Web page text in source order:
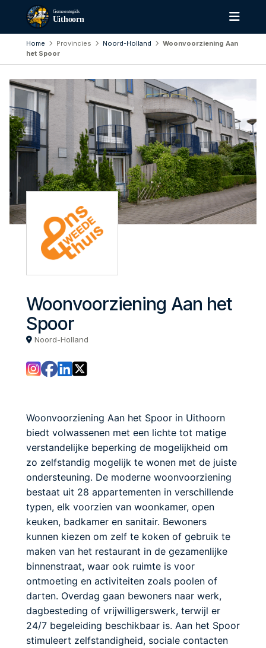
Gemeentegids
Uithoorn
Home Provincies Noord-Holland
Woonvoorziening Aan
het Spoor
Woonvoorziening Aan het
Spoor
Noord-Holland
Woonvoorziening Aan het Spoor in Uithoorn
biedt volwassenen met een lichte tot matige
verstandelijke beperking de mogelijkheid om
zo zelfstandig mogelijk te wonen met de juiste
ondersteuning. De moderne woonvoorziening
bestaat uit 28 appartementen in verschillende
typen, elk voorzien van woonkamer, open
keuken, badkamer en sanitair. Bewoners
kunnen kiezen om zelf te koken of gebruik te
maken van het restaurant in de gezamenlijke
binnenstraat, waar ook ruimte is voor
ontmoeting en activiteiten zoals poolen of
darten. Overdag gaan bewoners naar werk,
dagbesteding of vrijwilligerswerk, terwijl er
24/7 begeleiding beschikbaar is. Aan het Spoor
stimuleert zelfstandigheid, sociale contacten